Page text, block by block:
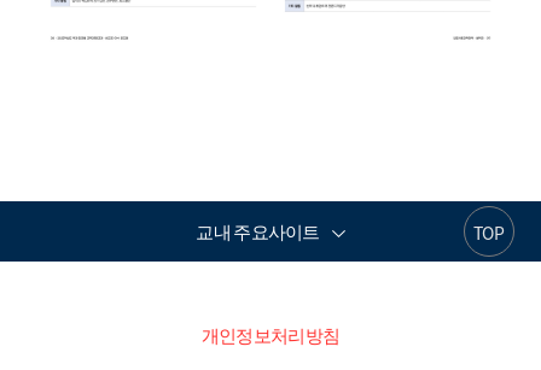
TOP
교내 주요사이트
개인정보처리방침